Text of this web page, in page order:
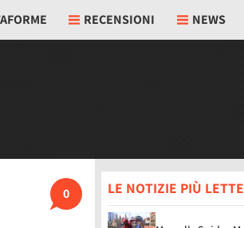
RECENSIONI NEWS
0 LE NOTIZIE PIÙ LETTE